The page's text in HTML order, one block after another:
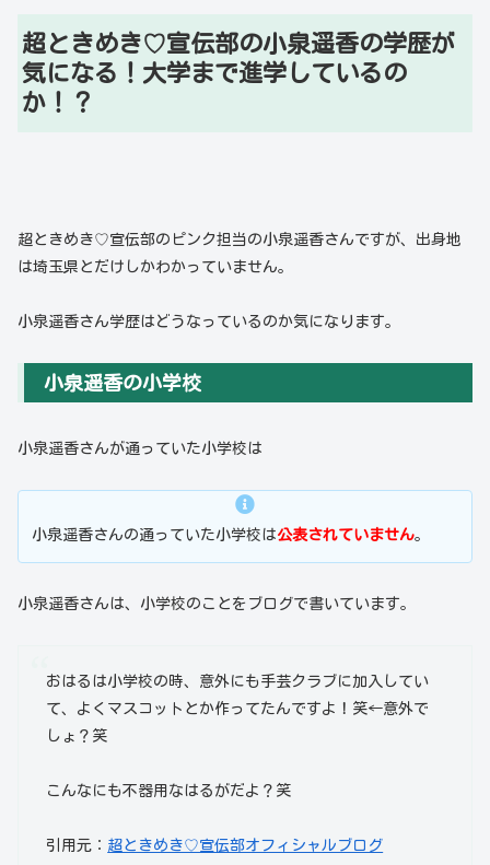
超ときめき♡宣伝部の小泉遥香の学歴が
気になる！大学まで進学しているの
か！？
超ときめき♡宣伝部のピンク担当の小泉遥香さんですが、出身地
は埼玉県とだけしかわかっていません。
小泉遥香さん学歴はどうなっているのか気になります。
小泉遥香の小学校
小泉遥香さんが通っていた小学校は
小泉遥香さんの通っていた小学校は公表されていません。
小泉遥香さんは、小学校のことをブログで書いています。
おはるは小学校の時、意外にも手芸クラブに加入してい
て、よくマスコットとか作ってたんですよ！笑←意外で
しょ？笑
こんなにも不器用なはるがだよ？笑
引用元： 超ときめき♡宣伝部オフィシャルブログ